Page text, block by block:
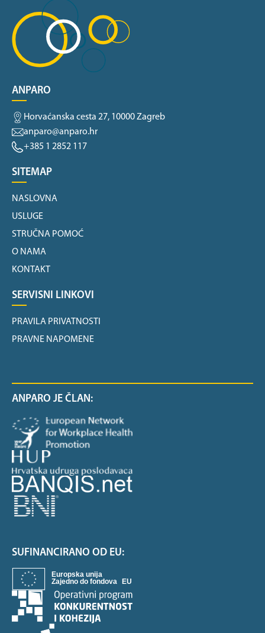
ANPARO
Horvaćanska cesta 27, 10000 Zagreb
anparo@anparo.hr
+385 1 2852 117
SITEMAP
NASLOVNA
USLUGE
STRUČNA POMOĆ
O NAMA
KONTAKT
SERVISNI LINKOVI
PRAVILA PRIVATNOSTI
PRAVNE NAPOMENE
ANPARO JE ČLAN:
SUFINANCIRANO OD EU: